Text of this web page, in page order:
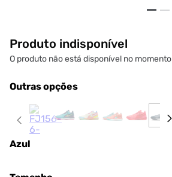
Produto indisponível
O produto não está disponível no momento
Outras opções
Azul